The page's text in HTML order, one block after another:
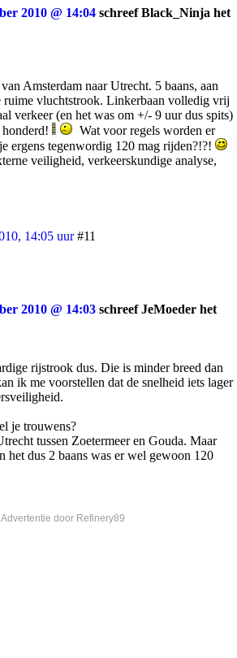
2010 @ 14:04 schreef Black_Ninja het
Amsterdam naar Utrecht. 5 baans, aan
ruime vluchtstrook. Linkerbaan volledig vrij
verkeer (en het was om +/- 9 uur dus spits)
Wat voor regels worden er
ergens tegenwordig 120 mag rijden?!?!
veiligheid, verkeerskundige analyse,
14:05 uur #11
2010 @ 14:03 schreef JeMoeder het
rijstrook dus. Die is minder breed dan
ik me voorstellen dat de snelheid iets lager
je trouwens?
tussen Zoetermeer en Gouda. Maar
het dus 2 baans was er wel gewoon 120
door Refinery89